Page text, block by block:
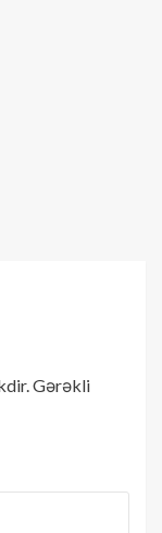
Gərəkli